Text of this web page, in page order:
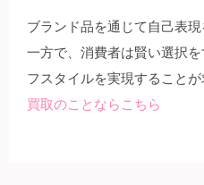
ブランド品を通じて自己表
一方で、消費者は賢い選択
フスタイルを実現することが
買取のことならこちら